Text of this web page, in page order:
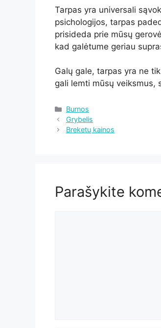
Tarpas yra universali
psichologijos, tarpas
prisideda prie mūsų
kad galėtume geriau
Galų gale, tarpas yra ne
gali lemti mūsų veiksmus,
Kategorijos
Burnos
Grybelis
Breketų kainos
Parašykite